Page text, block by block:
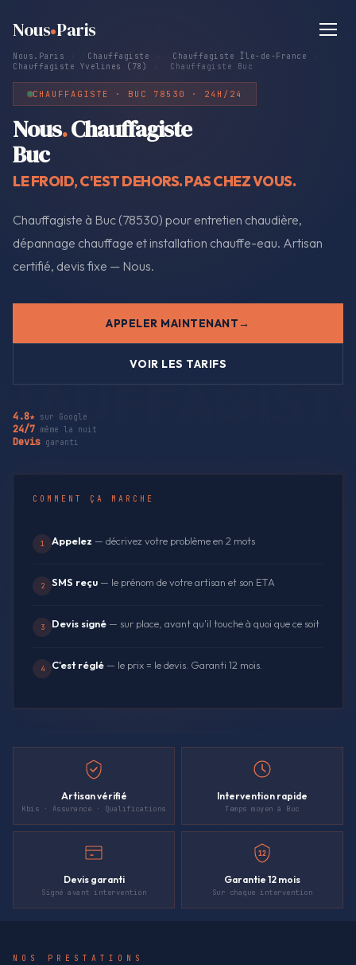
Nous Paris
Nous.Paris Chauffagiste Chauffagiste Île-de-France
Chauffagiste Yvelines (78)
Chauffagiste Buc
CHAUFFAGISTE · BUC 78530 · 24H/24
Nous.Chauffagiste
Buc
LE FROID, C'EST DEHORS. PAS CHEZ VOUS.
Chauffagiste à Buc (78530) pour entretien chaudière,
dépannage chauffage et installation chauffe-eau. Artisan
certifié, devis fixe — Nous.
APPELER MAINTENANT
VOIR LES TARIFS
4.8★ sur Google
24/7 même la nuit
Devis garanti
COMMENT ÇA MARCHE
1 Appelez — décrivez votre problème en 2 mots
2 SMS reçu — le prénom de votre artisan et son ETA
3 Devis signé — sur place, avant qu'il touche à quoi que ce soit
4 C'est réglé — le prix = le devis. Garanti 12 mois.
Artisan vérifié
Kbis · Assurance · Qualifications
Intervention rapide
Temps moyen à Buc
Devis garanti
Signé avant intervention
12
Garantie 12 mois
Sur chaque intervention
NOS PRESTATIONS